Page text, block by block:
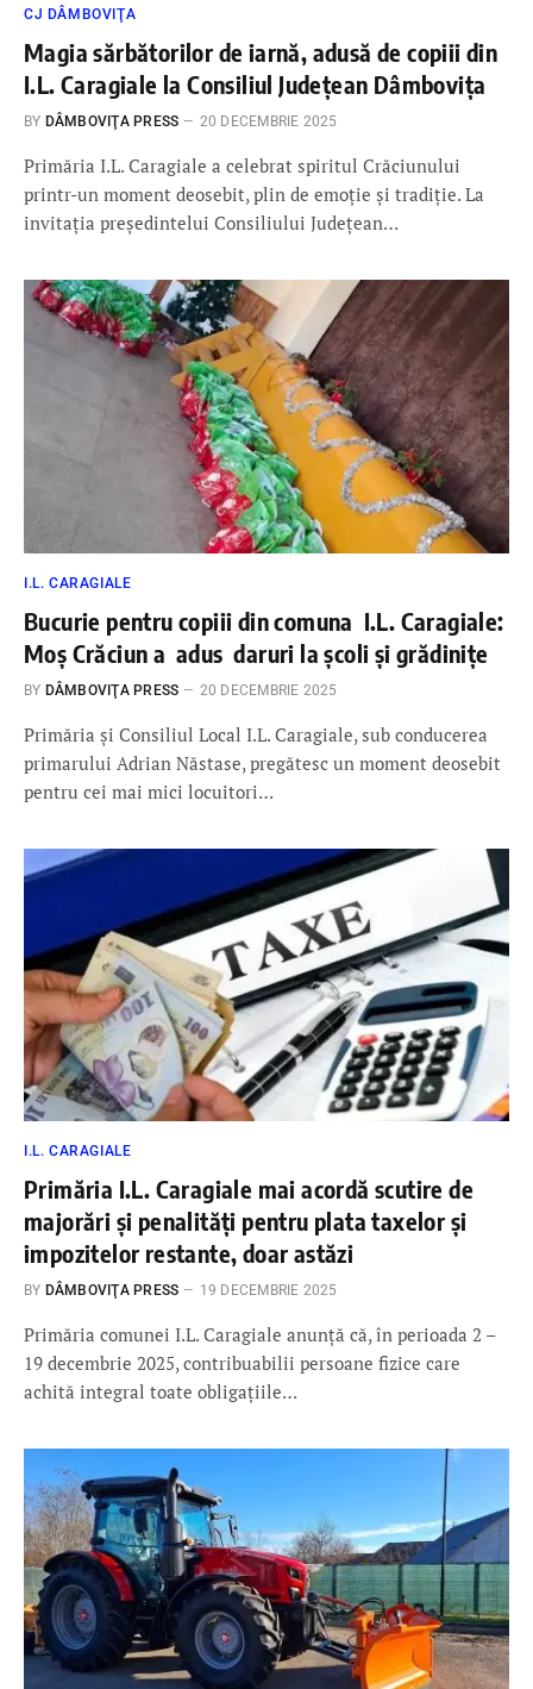
CJ DÂMBOVIŢA
Magia sărbătorilor de iarnă, adusă de copiii din
I.L. Caragiale la Consiliul Județean Dâmbovița
BY DÂMBOVIŢA PRESS 20 DECEMBRIE 2025
Primăria I.L. Caragiale a celebrat spiritul Crăciunului
printr-un moment deosebit, plin de emoție și tradiție. La
invitația președintelui Consiliului Județean…
I.L. CARAGIALE
Bucurie pentru copiii din comuna I.L. Caragiale:
Moș Crăciun a adus daruri la școli și grădinițe
BY DÂMBOVIŢA PRESS 20 DECEMBRIE 2025
Primăria și Consiliul Local I.L. Caragiale, sub conducerea
primarului Adrian Năstase, pregătesc un moment deosebit
pentru cei mai mici locuitori…
I.L. CARAGIALE
Primăria I.L. Caragiale mai acordă scutire de
majorări și penalități pentru plata taxelor și
impozitelor restante, doar astăzi
BY DÂMBOVIŢA PRESS 19 DECEMBRIE 2025
Primăria comunei I.L. Caragiale anunță că, în perioada 2 –
19 decembrie 2025, contribuabilii persoane fizice care
achită integral toate obligațiile…